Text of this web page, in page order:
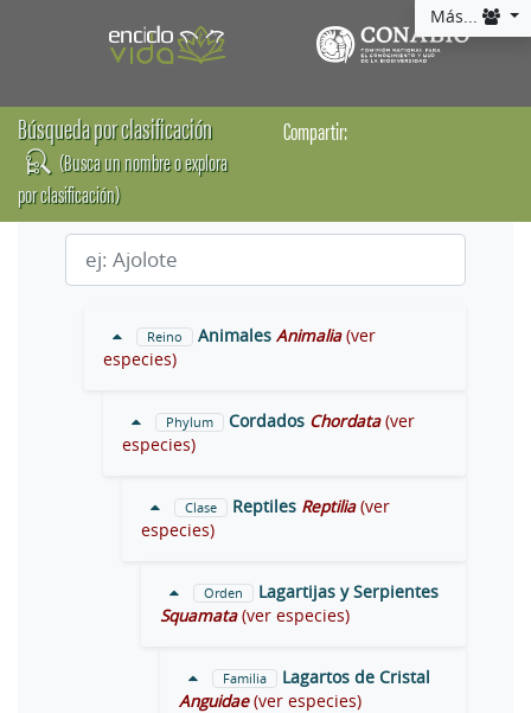
Más...
Búsqueda por clasificación
(Busca un nombre o explora
por clasificación)
Compartir:
Reino Animales Animalia (ver
especies)
Phylum Cordados Chordata (ver
especies)
Clase Reptiles Reptilia (ver
especies)
Orden
Lagartijas y Serpientes
Squamata (ver especies)
Familia
Lagartos de Cristal
Anguidae (ver especies)